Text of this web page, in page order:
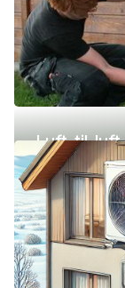
Luft-til-luft
(pris,